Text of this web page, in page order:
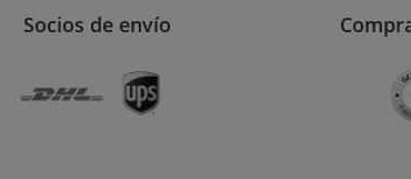
Socios de envío